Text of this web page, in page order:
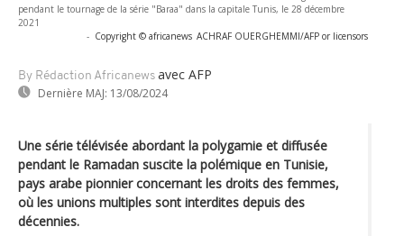
pendant le tournage de la série "Baraa" dans la capitale Tunis, le 28 décembre
2021
- Copyright © africanews ACHRAF OUERGHEMMI/AFP or licensors
By Rédaction Africanews avec AFP
Dernière MAJ: 13/08/2024
Une série télévisée abordant la polygamie et diffusée
pendant le Ramadan suscite la polémique en Tunisie,
pays arabe pionnier concernant les droits des femmes,
où les unions multiples sont interdites depuis des
décennies.